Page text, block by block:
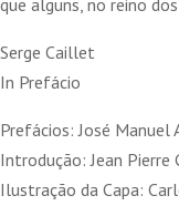
Serge Caillet
In Prefácio
Prefácios: José Manuel
Introdução: Jean Pierre
Ilustração da Capa: